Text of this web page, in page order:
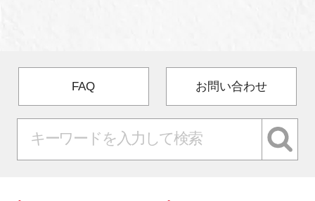
FAQ お問い合わせ